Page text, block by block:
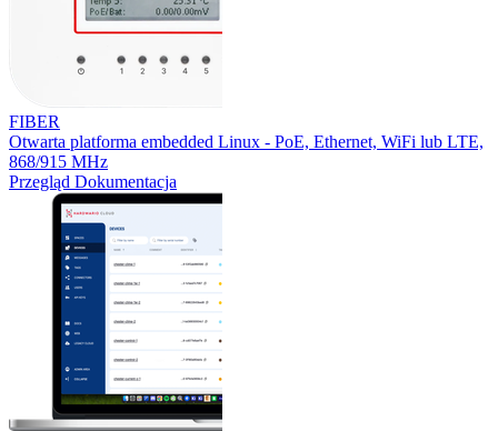
FIBER
Otwarta platforma embedded Linux - PoE, Ethernet, WiFi lub LTE,
868/915 MHz
Przegląd Dokumentacja